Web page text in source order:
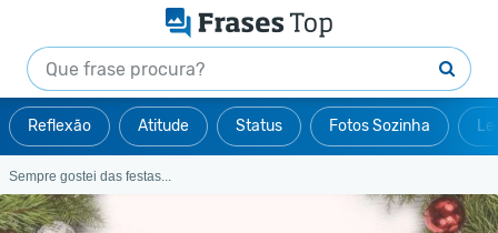
Reflexão Atitude Status Fotos Sozinha
Sempre gostei das festas...